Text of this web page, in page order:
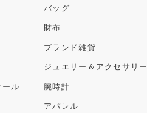
ール
バッグ
財布
ブランド雑貨
ジュエリー＆アクセサリー
腕時計
アパレル